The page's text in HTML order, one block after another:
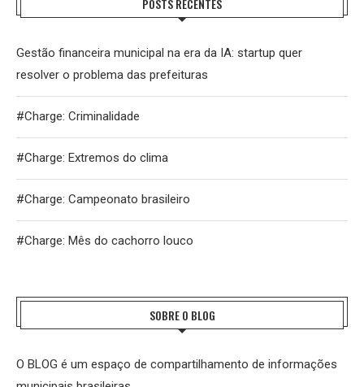
POSTS RECENTES
Gestão financeira municipal na era da IA: startup quer
resolver o problema das prefeituras
#Charge: Criminalidade
#Charge: Extremos do clima
#Charge: Campeonato brasileiro
#Charge: Mês do cachorro louco
SOBRE O BLOG
O BLOG é um espaço de compartilhamento de informações